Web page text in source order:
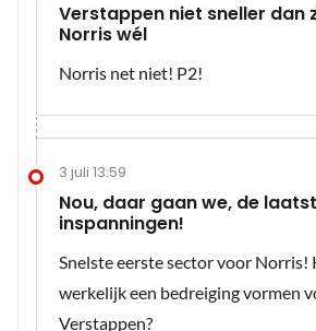
Verstappen niet sneller dan
Norris wél
Norris net niet! P2!
3 juli 13:59
Nou, daar gaan we, de
inspanningen!
Snelste eerste sector voor Norris!
werkelijk een bedreiging vormen
Verstappen?